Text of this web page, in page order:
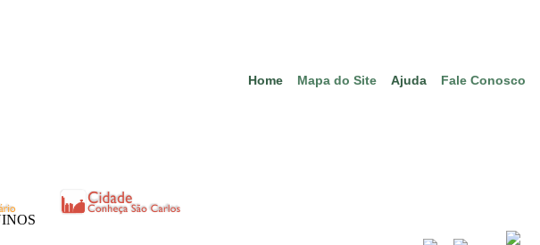
Home Mapa do Site Ajuda Fale Conosco